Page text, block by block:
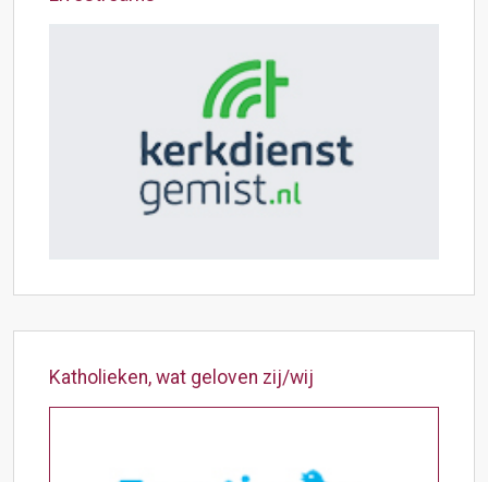
Katholieken, wat geloven zij/wij